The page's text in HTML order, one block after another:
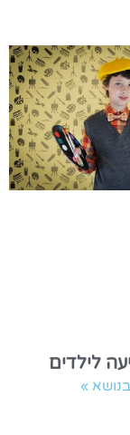
לילדים
»